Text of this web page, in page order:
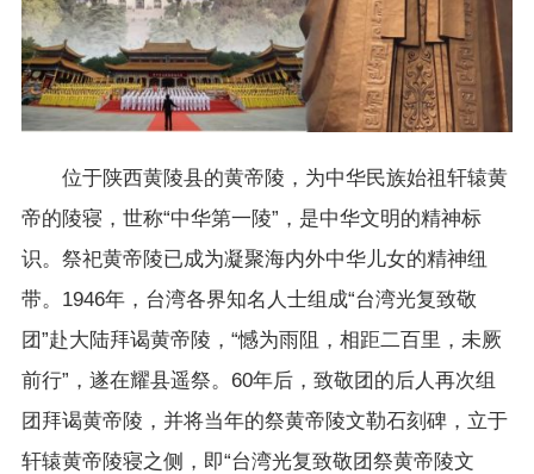
位于陕西黄陵县的黄帝陵，为中华民族始祖轩辕黄
帝的陵寝，世称“中华第一陵”，是中华文明的精神标
识。祭祀黄帝陵已成为凝聚海内外中华儿女的精神纽
带。1946年，台湾各界知名人士组成“台湾光复致敬
团”赴大陆拜谒黄帝陵，“憾为雨阻，相距二百里，未厥
前行”，遂在耀县遥祭。60年后，致敬团的后人再次组
团拜谒黄帝陵，并将当年的祭黄帝陵文勒石刻碑，立于
轩辕黄帝陵寝之侧，即“台湾光复致敬团祭黄帝陵文